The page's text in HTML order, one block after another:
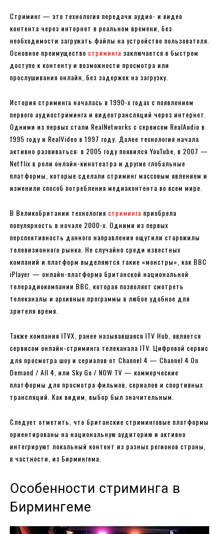
Стриминг — это технология передачи аудио- и видео
контента через интернет в реальном времени, без
необходимости загружать файлы на устройство пользователя.
Основное преимущество стриминга заключается в быстром
доступе к контенту и возможности просмотра или
прослушивания онлайн, без задержек на загрузку.
История стриминга началась в 1990-х годах с появлением
первого аудиостриминга и видеотрансляций через интернет.
Одними из первых стали RealNetworks с сервисом RealAudio в
1995 году и RealVideo в 1997 году. Далее технология начала
активно развиваться: в 2005 году появился YouTube, в 2007 —
Netflix в роли онлайн-кинотеатра и другие глобальные
платформы, которые сделали стриминг массовым явлением и
изменили способ потребления медиаконтента во всем мире.
В Великобритании технология стриминга приобрела
популярность в начале 2000-х. Одними из первых
перспективность данного направления ощутили старожилы
телевизионного рынка. Не случайно среди известных
компаний и платформ выделяются такие «монстры», как BBC
iPlayer — онлайн-платформа британской национальной
телерадиокомпании BBC, которая позволяет смотреть
телеканалы и архивные программы в любое удобное для
зрителя время.
Также компания ITVX, ранее называвшаяся ITV Hub, является
сервисом онлайн-стриминга телеканала ITV. Цифровой сервис
для просмотра шоу и сериалов от Channel 4 — Channel 4 On
Demand / All 4, или Sky Go / NOW TV — коммерческие
платформы для просмотра фильмов, сериалов и спортивных
трансляций. Как видим, выбор был значительным.
Следует отметить, что британские стриминговые платформы
ориентированы на национальную аудиторию и активно
интегрируют локальный контент из разных регионов страны,
в частности, из Бирмингема.
Особенности стриминга в
Бирмингеме